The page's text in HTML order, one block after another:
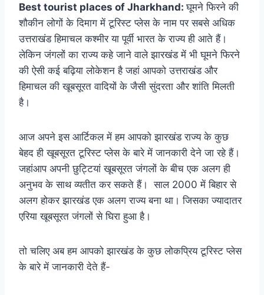
Best tourist places of Jharkhand:घूमने फिरने की
शौकीन लोगों के दिमाग में टूरिस्ट प्लेस के नाम पर सबसे अधिक
उत्तराखंड हिमाचल कश्मीर या पूर्वी भारत के राज्य ही आते हैं।
लेकिन जंगलों का राज्य कहे जाने वाले झारखंड में भी घूमने फिरने
की ऐसी कई बढ़िया लोकेशन है जहां आपको उत्तराखंड और
हिमाचल की खूबसूरत वादियों के जैसी सुंदरता और शांति मिलती
है।
आज अपने इस आर्टिकल में हम आपको झारखंड राज्य के कुछ
बेहद ही खूबसूरत टूरिस्ट प्लेस के बारे में जानकारी देने जा रहे हैं।
जहांआप अपनी छुट्टियां खूबसूरत जंगलों के बीच एक अलग ही
अनुभव के साथ व्यतीत कर सकते हैं। साल 2000 में बिहार से
अलग होकर झारखंड एक अलग राज्य बना था। जिसका ज्यादातर
एरिया खूबसूरत जंगलों से घिरा हुआ है।
तो चलिए अब हम आपको झारखंड के कुछ लोकप्रिय टूरिस्ट प्लेस
के बारे में जानकारी देते हैं-